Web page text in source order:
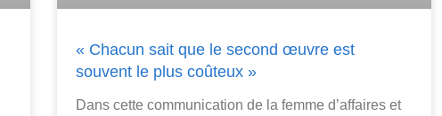
« Chacun sait que le second œuvre est
souvent le plus coûteux »
Dans cette communication de la femme d’affaires et